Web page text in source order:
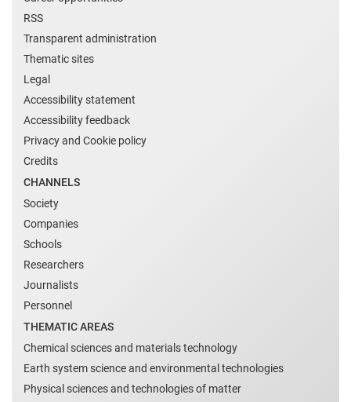
RSS
Transparent administration
Thematic sites
Legal
Accessibility statement
Accessibility feedback
Privacy and Cookie policy
Credits
CHANNELS
Society
Companies
Schools
Researchers
Journalists
Personnel
THEMATIC AREAS
Chemical sciences and materials technology
Earth system science and environmental technologies
Physical sciences and technologies of matter